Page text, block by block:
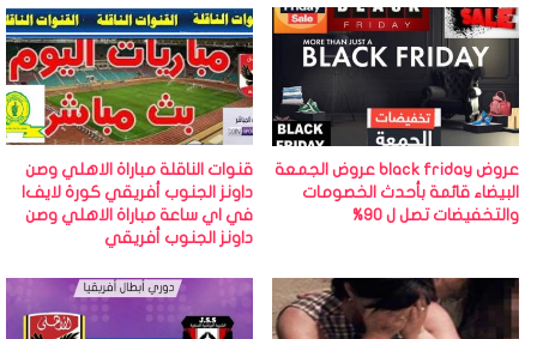
عروض black friday عروض الجمعة
البيضاء قائمة بأحدث الخصومات
والتخفيضات تصل ل 90%
قنوات الناقلة مباراة الاهلي وصن
داونز الجنوب أفريقي كورة لايف|
في اي ساعة مباراة الاهلي وصن
داونز الجنوب أفريقي